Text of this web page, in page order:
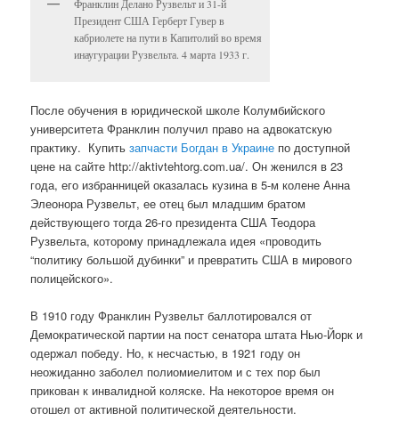
Франклин Делано Рузвельт и 31-й
Президент США Герберт Гувер в
кабриолете на пути в Капитолий во время
инаугурации Рузвельта. 4 марта 1933 г.
После обучения в юридической школе Колумбийского
университета Франклин получил право на адвокатскую
практику. Купитьзапчасти Богдан в Украине по доступной
цене на сайте http://aktivtehtorg.com.ua/. Он женился в 23
года, его избранницей оказалась кузина в 5-м колене Анна
Элеонора Рузвельт, ее отец был младшим братом
действующего тогда 26-го президента США Теодора
Рузвельта, которому принадлежала идея «проводить
“политику большой дубинки” и превратить США в мирового
полицейского».
В 1910 году Франклин Рузвельт баллотировался от
Демократической партии на пост сенатора штата Нью-Йорк и
одержал победу. Но, к несчастью, в 1921 году он
неожиданно заболел полиомиелитом и с тех пор был
прикован к инвалидной коляске. На некоторое время он
отошел от активной политической деятельности.